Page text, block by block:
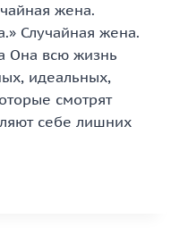
жена.
Случайная жена.
Она всю жизнь
идеальных,
смотрят
себе лишних